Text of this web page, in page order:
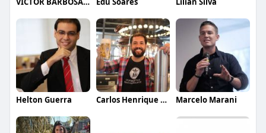
Helton Guerra Carlos Henrique de Faria Vasconcelos Marcelo Marani